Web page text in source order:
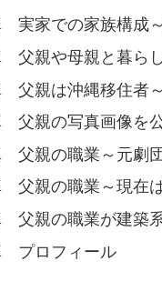
実家での家族構成
父親や母親と暮ら
父親は沖縄移住者
父親の写真画像を
父親の職業～元劇
父親の職業～現在
父親の職業が建築
プロフィール